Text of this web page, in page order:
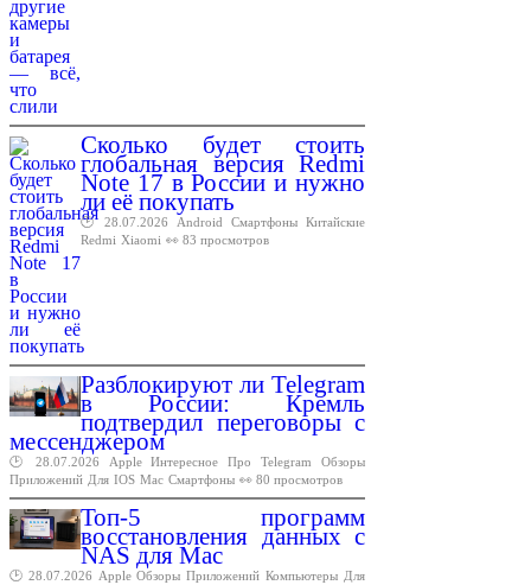
Сколько будет стоить
глобальная версия Redmi
Note 17 в России и нужно
ли её покупать
🕑 28.07.2026 Android Смартфоны Китайские
Redmi Xiaomi 👀 83 просмотров
Разблокируют ли Telegram
в России: Кремль
подтвердил переговоры с
мессенджером
🕑 28.07.2026 Apple Интересное Про Telegram
Обзоры
Приложений Для IOS Mac Смартфоны 👀 80 просмотров
Топ-5 программ
восстановления данных с
NAS для Mac
🕑 28.07.2026 Apple Обзоры Приложений Компьютеры Для